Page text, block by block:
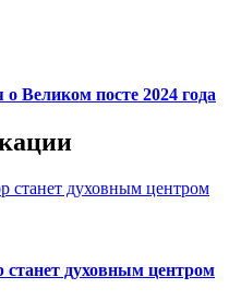
Великом посте 2024 года
духовным центром